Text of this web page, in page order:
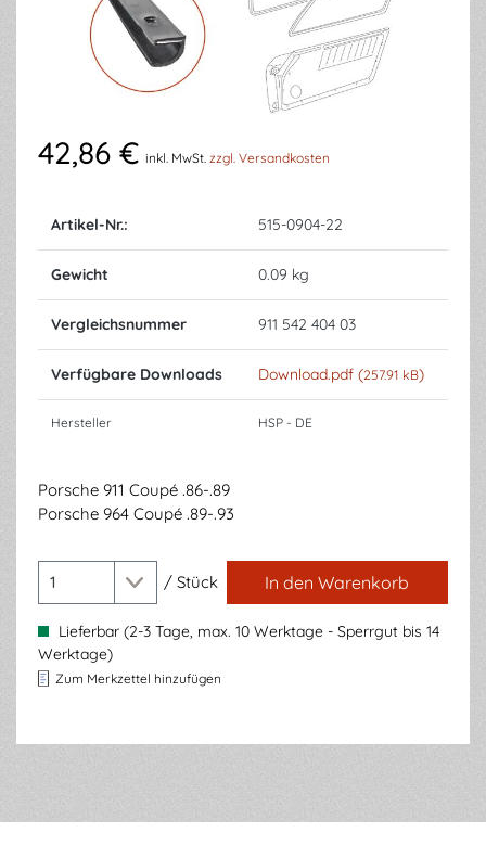
42,86 € inkl. MwSt. zzgl. Versandkosten
Artikel-Nr.: 515-0904-22
Gewicht 0.09 kg
Vergleichsnummer 911 542 404 03
Verfügbare Downloads Download.pdf (257.91 kB)
Hersteller HSP - DE
Porsche 911 Coupé .86-.89
Porsche 964 Coupé .89-.93
/ Stück In den Warenkorb
Lieferbar (2-3 Tage, max. 10 Werktage - Sperrgut bis 14
Werktage)
Zum Merkzettel hinzufügen